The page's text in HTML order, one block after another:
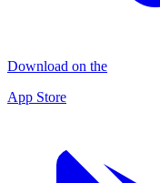
Download on the
App Store